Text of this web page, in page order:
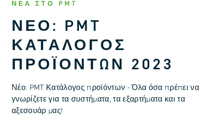
ΝΈΑ ΣΤΟ PMT
ΝΈΟ: PMT
ΚΑΤΆΛΟΓΟΣ
ΠΡΟΪΌΝΤΩΝ 2023
Νέο: PMT Κατάλογος προϊόντων - Όλα όσα πρέπει να
γνωρίζετε για τα συστήματα, τα εξαρτήματα και τα
αξεσουάρ μας!